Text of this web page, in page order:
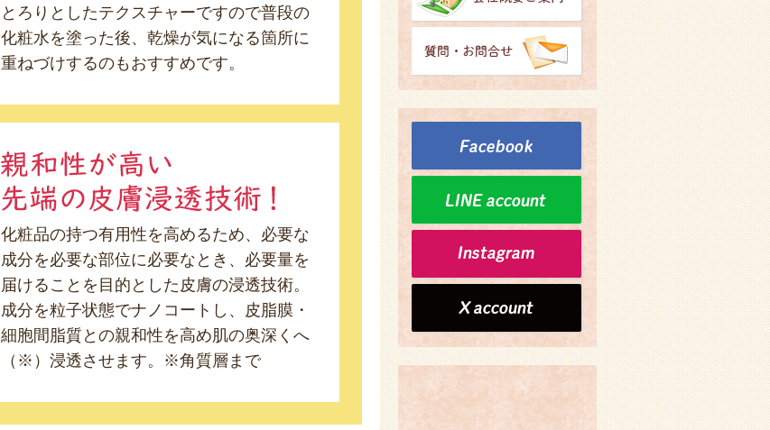
とろりとしたテクスチャーですので普段の
化粧水を塗った後、乾燥が気になる箇所に
重ねづけするのもおすすめです。
化粧品の持つ有用性を高めるため、必要な
成分を必要な部位に必要なとき、必要量を
届けることを目的とした皮膚の浸透技術。
成分を粒子状態でナノコートし、皮脂膜・
細胞間脂質との親和性を高め肌の奥深くへ
（※）浸透させます。※角質層まで